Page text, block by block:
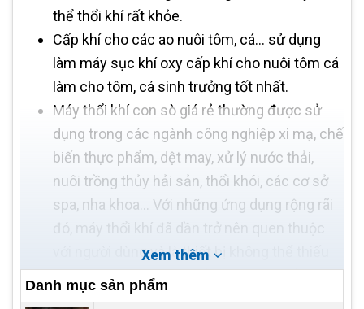
thể thổi khí rất khỏe.
Cấp khí cho các ao nuôi tôm, cá... sử dụng
làm máy sục khí oxy cấp khí cho nuôi tôm cá
làm cho tôm, cá sinh trưởng tốt nhất.
Máy thổi khí con sò giá rẻ thường được sử
dụng trong các ngành công nghiệp xi mạ, chế
biến thực phẩm, dệt may, xử lý nước thải,
nuôi trồng thủy hải sản, thổi khói, các cơ sở
spa, nha khoa… Với những ứng dụng rộng rãi
với người dùng và là thiết bị không thể thiếu
trong các dây chuyền sản xuất, hệ thống xử
lý của nhiều công ty, xí nghiệp. Tuy nhiên, về
Xem thêm
Danh mục sản phẩm